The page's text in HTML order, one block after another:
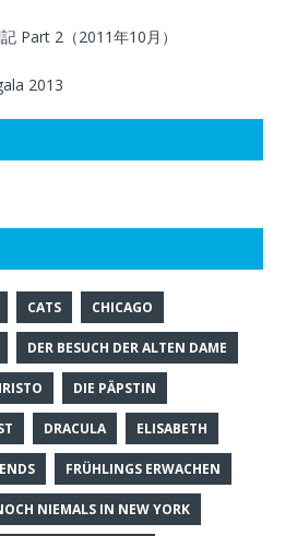
Part 2（2011年10月）
2013
CATS CHICAGO
DER BESUCH DER ALTEN DAME
DIE PÄPSTIN
DRACULA ELISABETH
FRÜHLINGS ERWACHEN
NIEMALS IN NEW YORK